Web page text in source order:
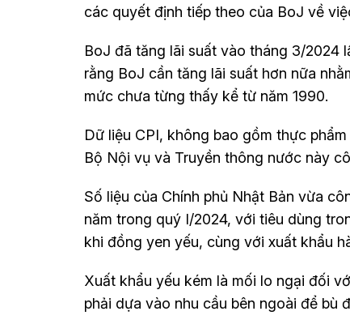
các quyết định tiếp theo của BoJ về
BoJ đã tăng lãi suất vào tháng 3/2024
rằng BoJ cần tăng lãi suất hơn nữa
mức chưa từng thấy kể từ năm 1990.
Dữ liệu CPI, không bao gồm thực
Bộ Nội vụ và Truyền thông nước này
Số liệu của Chính phủ Nhật Bản vừa
năm trong quý I/2024, với tiêu dùng
khi đồng yen yếu, cùng với xuất khẩu
Xuất khẩu yếu kém là mối lo ngại đối
phải dựa vào nhu cầu bên ngoài để bù